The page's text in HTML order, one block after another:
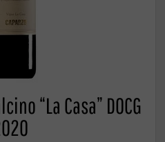
“La Casa” DOCG